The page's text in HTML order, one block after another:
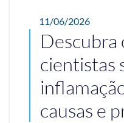
11/06/2026
Descubra
cientistas
causas e